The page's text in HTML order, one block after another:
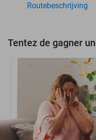
Routebeschrijving